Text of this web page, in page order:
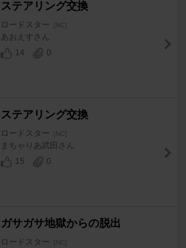
ステアリング交換
ロードスター [NC]
あおえすさん
14
0
ステアリング交換
ロードスター [NC]
まちゃりあ武田さん
15
0
ガサガサ地獄からの脱出
ロードスター [NC]